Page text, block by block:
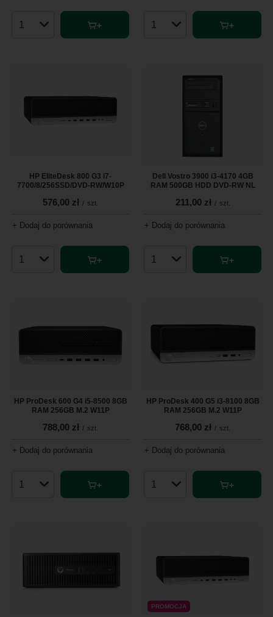
Ilość produktów Ilość produktów
HP EliteDesk 800 G3 i7-
7700/8/256SSD/DVD-RW/W10P
576,00 zł / szt.
+ Dodaj do porównania
Ilość produktów
Dell Vostro 3900 i3-4170 4GB
RAM 500GB HDD DVD-RW NL
211,00 zł / szt.
+ Dodaj do porównania
Ilość produktów
HP ProDesk 600 G4 i5-8500 8GB
RAM 256GB M.2 W11P
788,00 zł / szt.
+ Dodaj do porównania
Ilość produktów
HP ProDesk 400 G5 i3-8100 8GB
RAM 256GB M.2 W11P
768,00 zł / szt.
+ Dodaj do porównania
Ilość produktów
PROMOCJA